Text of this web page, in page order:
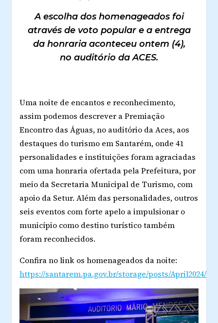
A escolha dos homenageados foi
através de voto popular e a entrega
da honraria aconteceu ontem (4),
no auditório da ACES.
Uma noite de encantos e reconhecimento,
assim podemos descrever a Premiação
Encontro das Águas, no auditório da Aces, aos
destaques do turismo em Santarém, onde 41
personalidades e instituições foram agraciadas
com uma honraria ofertada pela Prefeitura, por
meio da Secretaria Municipal de Turismo, com
apoio da Setur. Além das personalidades, outros
seis eventos com forte apelo a impulsionar o
município como destino turístico também
foram reconhecidos.
Confira no link os homenageados da noite:
https://santarem.pa.gov.br/storage/posts/April2024/